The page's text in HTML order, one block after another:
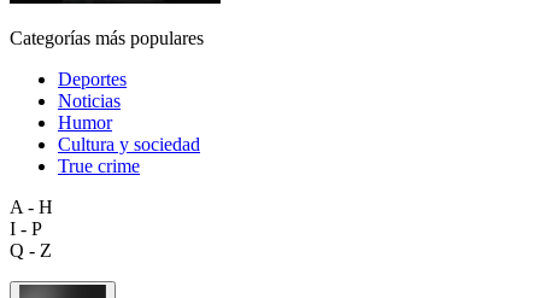
Categorías más populares
Deportes
Noticias
Humor
Cultura y sociedad
True crime
A - H
I - P
Q - Z